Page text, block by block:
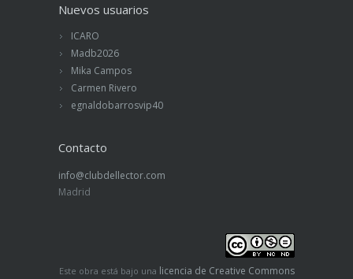
Nuevos usuarios
ICARO
Madb2026
Mika Campos
Carmen Rivero
egnaldobarrosvip40
Contacto
info@clubdellector.com
Madrid
Este obra está bajo una licencia de Creative Commons